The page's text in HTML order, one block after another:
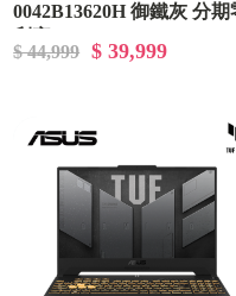
0042B13620H 御鐵灰 分期
$ 44,999 $ 39,999